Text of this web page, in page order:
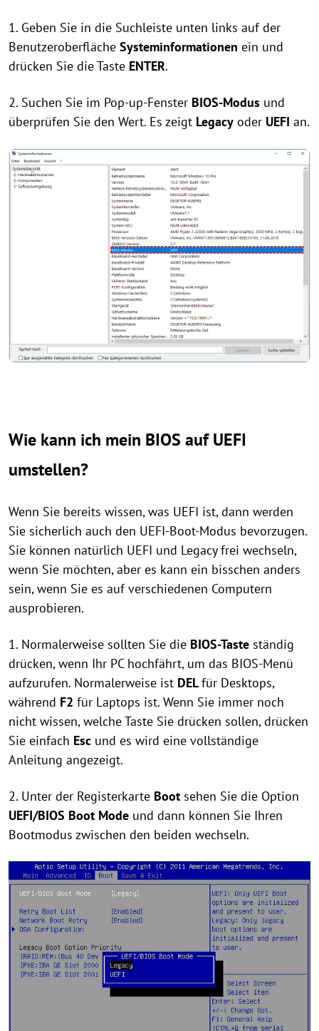
1. Geben Sie in die Suchleiste unten links auf der
Benutzeroberfläche Systeminformationen ein und
drücken Sie die Taste ENTER.
2. Suchen Sie im Pop-up-Fenster BIOS-Modus und
überprüfen Sie den Wert. Es zeigt Legacy oder UEFI an.
Wie kann ich mein BIOS auf UEFI
umstellen?
Wenn Sie bereits wissen, was UEFI ist, dann werden
Sie sicherlich auch den UEFI-Boot-Modus bevorzugen.
Sie können natürlich UEFI und Legacy frei wechseln,
wenn Sie möchten, aber es kann ein bisschen anders
sein, wenn Sie es auf verschiedenen Computern
ausprobieren.
1. Normalerweise sollten Sie die BIOS-Taste ständig
drücken, wenn Ihr PC hochfährt, um das BIOS-Menü
aufzurufen. Normalerweise ist DELfür Desktops,
während F2 für Laptops ist. Wenn Sie immer noch
nicht wissen, welche Taste Sie drücken sollen, drücken
Sie einfach Esc und es wird eine vollständige
Anleitung angezeigt.
2. Unter der Registerkarte Boot sehen Sie die Option
UEFI/BIOS Boot Mode und dann können Sie Ihren
Bootmodus zwischen den beiden wechseln.